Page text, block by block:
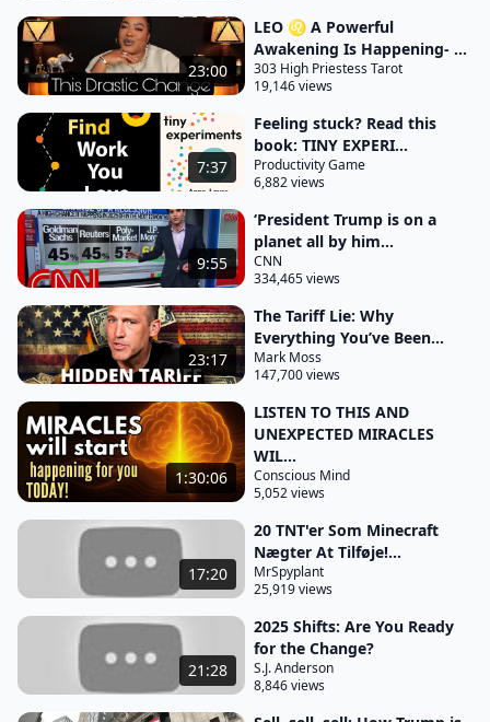
23:00
LEO ♌︎ A Powerful
Awakening Is Happening- ...
303 High Priestess Tarot
19,146 views
7:37
Feeling stuck? Read this
book: TINY EXPERI...
Productivity Game
6,882 views
9:55
‘President Trump is on a
planet all by him...
CNN
334,465 views
23:17
The Tariff Lie: Why
Everything You’ve Been...
Mark Moss
147,700 views
1:30:06
LISTEN TO THIS AND
UNEXPECTED MIRACLES
WIL...
Conscious Mind
5,052 views
17:20
20 TNT'er Som Minecraft
Nægter At Tilføje!...
MrSpyplant
25,919 views
21:28
2025 Shifts: Are You Ready
for the Change?
S.J. Anderson
8,846 views